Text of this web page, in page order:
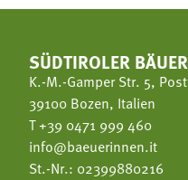
SÜDTIROLER
K.-M.-Gamper Str. 5,
39100 Bozen, Italien
T+39 0471 999 460
info@baeuerinnen.it
St.-Nr.: 02399880216